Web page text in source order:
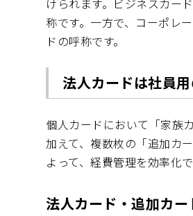
けられます。ビジネスカー
称です。一方で、コーポレ
ドの呼称です。
法人カードは社員
個人カードにおいて「家族
加えて、複数枚の「追加カ
よって、経費管理を効率化
法人カード・追加カ